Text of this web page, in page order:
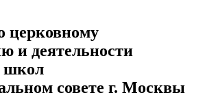
церковному
и деятельности
школ
совете г. Москвы